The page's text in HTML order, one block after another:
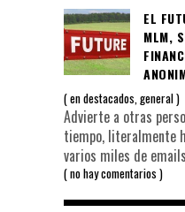
EL
MLM,
endestacados,general
Advierte a otras
tiempo, literalmente
varios miles de
no hay comentarios